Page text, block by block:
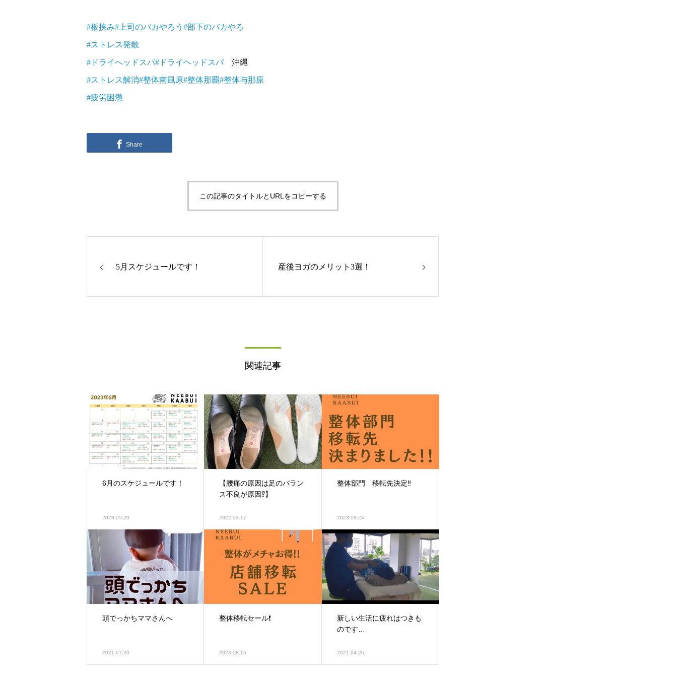
#板挟み#上司のバカやろう #部下のバカやろ
#ストレス発散
#ドライへッドスパ#ドライヘッドスパ沖縄
#ストレス解消#整体南風原#整体那覇#整体与那原
#疲労困憊
Share
この記事のタイトルとURLをコピーする
5月スケジュールです！ 産後ヨガのメリット3選！
関連記事
6月のスケジュールです！
2023.05.20
【腰痛の原因は足のバラン
ス不良が原因⁉️】
2022.03.17
整体部門 移転先決定‼️
2023.08.24
頭でっかちママさんへ
2021.07.20
整体移転セール❗️
2023.08.15
新しい生活に疲れはつきも
のです…
2021.04.26